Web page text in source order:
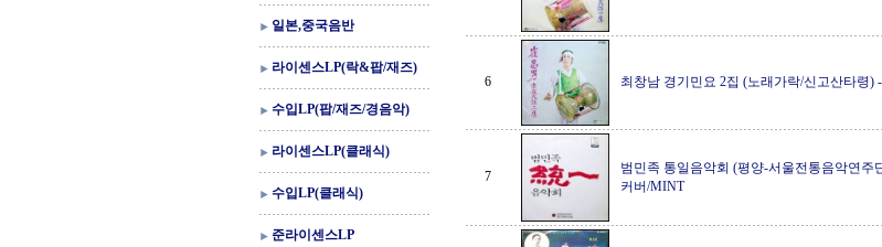
일본,중국음반
라이센스LP(락&팝/재즈)
수입LP(팝/재즈/경음악)
라이센스LP(클래식)
수입LP(클래식)
준라이센스LP
6 최창남 경기민요 2집 (노래가락/신고산타령) -
7
범민족 통일음악회 (평양-서울전통음악연주
커버/MINT